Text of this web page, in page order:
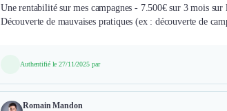
Une rentabilité sur mes campagnes - 7.500€ sur 3 mois
Découverte de mauvaises pratiques (ex : découverte de
Authentifié le 27/11/2025 par
Romain Mandon